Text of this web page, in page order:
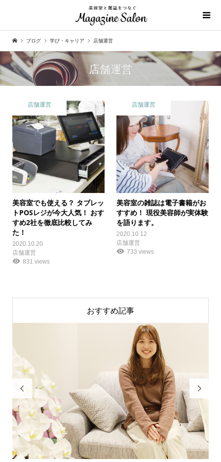
ブログ 学び・キャリア 店舗運営
店舗運営
店舗運営
美容室でも使える？ タブレッ
トPOSレジが今大人気！ おす
すめ2社を徹底比較してみ
た！
2020.10.20
店舗運営
831 views
店舗運営
美容室の雑誌は電子書籍がお
すすめ！現役美容師が実体験
を語ります。
2020.10.12
店舗運営
733 views
おすすめ記事
 